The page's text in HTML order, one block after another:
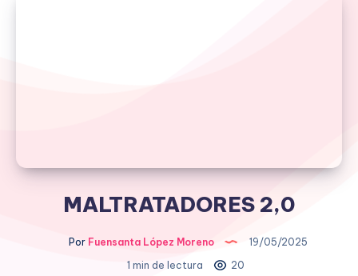
MALTRATADORES 2,0
Por Fuensanta López Moreno
19/05/2025
1 min de lectura
20